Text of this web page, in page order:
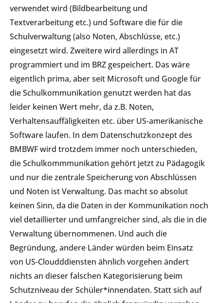
verwendet wird (Bildbearbeitung und
Textverarbeitung etc.) und Software die für die
Schulverwaltung (also Noten, Abschlüsse, etc.)
eingesetzt wird. Zweitere wird allerdings in AT
programmiert und im BRZ gespeichert. Das wäre
eigentlich prima, aber seit Microsoft und Google für
die Schulkommunikation genutzt werden hat das
leider keinen Wert mehr, da z.B. Noten,
Verhaltensauffäligkeiten etc. über US-amerikanische
Software laufen. In dem Datenschutzkonzept des
BMBWF wird trotzdem immer noch unterschieden,
die Schulkommmunikation gehört jetzt zu Pädagogik
und nur die zentrale Speicherung von Abschlüssen
und Noten ist Verwaltung. Das macht so absolut
keinen Sinn, da die Daten in der Kommunikation noch
viel detaillierter und umfangreicher sind, als die in die
Verwaltung übernommenen. Und auch die
Begründung, andere Länder würden beim Einsatz
von US-Cloudddiensten ähnlich vorgehen ändert
nichts an dieser falschen Kategorisierung beim
Schutzniveau der Schüler*innendaten. Statt sich auf